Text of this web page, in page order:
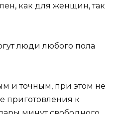
как для женщин, так
люди любого пола
и точным, при этом не
приготовления к